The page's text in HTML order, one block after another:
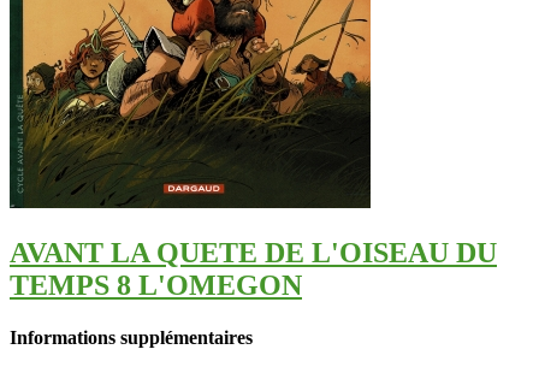
AVANT LA QUETE DE L'OISEAU DU
TEMPS 8 L'OMEGON
Informations supplémentaires